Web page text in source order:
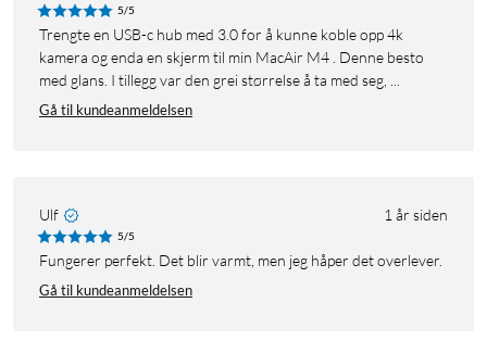
5/5
Trengte en USB-c hub med 3.0 for å kunne koble opp 4k
kamera og enda en skjerm til min MacAir M4 . Denne besto
med glans. I tillegg var den grei størrelse å ta med seg, ...
Gå til kundeanmeldelsen
Ulf 1 år siden
5/5
Fungerer perfekt. Det blir varmt, men jeg håper det overlever.
Gå til kundeanmeldelsen